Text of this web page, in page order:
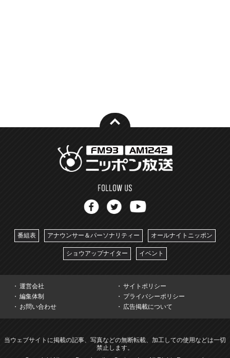
番組表 アナウンサー＆パーソナリティー オールナイトニッポン
ショウアップナイター イベント
運営会社
サイトポリシー
編集体制
プライバシーポリシー
お問い合わせ
広告掲載について
当ウェブサイトに掲載の記事、写真などの無断転載、加工しての使用などは一切
禁止します。